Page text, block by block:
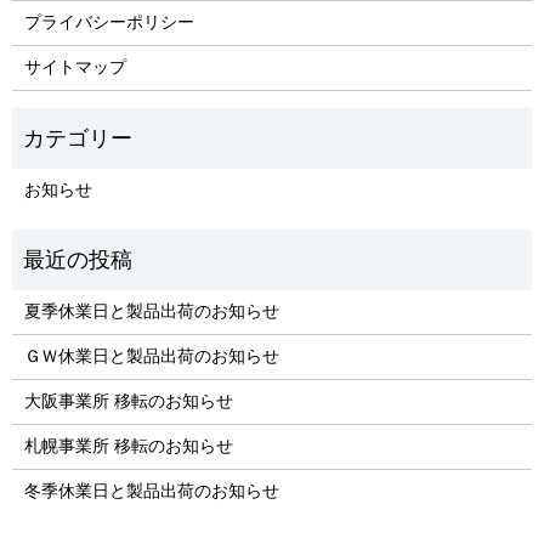
プライバシーポリシー
サイトマップ
お知らせ
夏季休業日と製品出荷のお知らせ
ＧＷ休業日と製品出荷のお知らせ
大阪事業所 移転のお知らせ
札幌事業所 移転のお知らせ
冬季休業日と製品出荷のお知らせ